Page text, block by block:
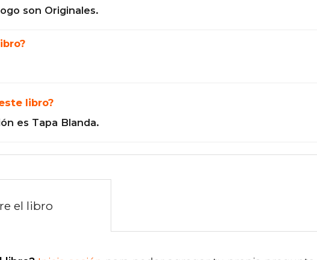
son Originales.
libro?
es Tapa Blanda.
el libro